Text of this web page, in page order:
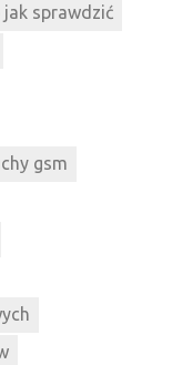
sprawdzić
gsm